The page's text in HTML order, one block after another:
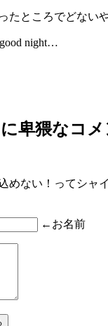
たところでどない
night…
卑猥なコメ
めない！ってシャ
←お名前